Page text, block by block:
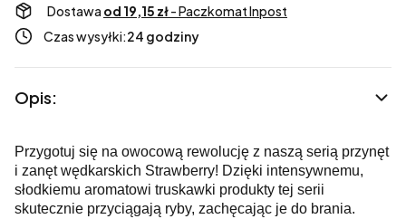
Dostawa od 19,15 zł- Paczkomat Inpost
Czas wysyłki:24 godziny
Opis:
Przygotuj się na owocową rewolucję z naszą serią przynęt
i zanęt wędkarskich Strawberry! Dzięki intensywnemu,
słodkiemu aromatowi truskawki produkty tej serii
skutecznie przyciągają ryby, zachęcając je do brania.